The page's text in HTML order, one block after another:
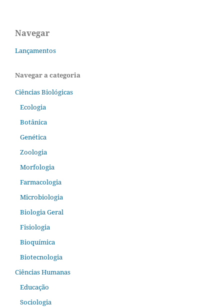
Navegar
Lançamentos
Navegar a categoria
Ciências Biológicas
Ecologia
Botânica
Genética
Zoologia
Morfologia
Farmacologia
Microbiologia
Biologia Geral
Fisiologia
Bioquímica
Biotecnologia
Ciências Humanas
Educação
Sociologia